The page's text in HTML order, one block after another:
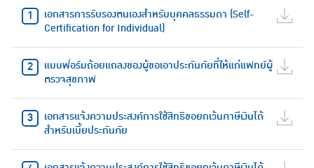
เอกสารการรับรองตนเองสำหรับบุคคลธรรมดา (Self-
Certification for Individual)
แบบฟอร์มถ้อยแถลงของผู้ขอเอาประกันภัยที่ให้แก่แพทย์ผู้
ตรวจสุขภาพ
เอกสารแจ้งความประสงค์การใช้สิทธิขอยกเว้นภาษีเงินได้
สำหรับเบี้ยประกันภัย